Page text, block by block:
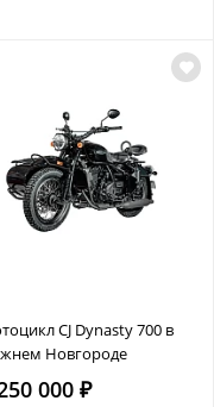
CJ Dynasty 700 в
Новгороде
000 ₽